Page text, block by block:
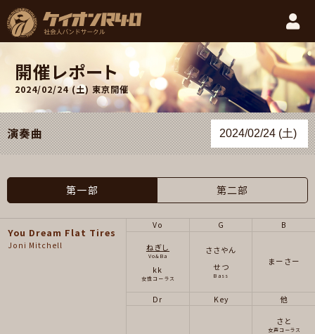
開催レポート
2024/02/24 (土) 東京開催
演奏曲
第一部 第二部
You Dream Flat Tires
Joni Mitchell
Vo
ねぎし
Vo&Ba
kk
女性コーラス
G
ささやん
せつ
Bass
B
まーさー
Dr Key 他
さと
女声コーラス